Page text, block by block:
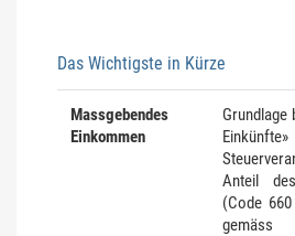
Das Wichtigste in Kürze
Massgebendes
Einkommen
Grundlage
Anteil
(Code
gemäss